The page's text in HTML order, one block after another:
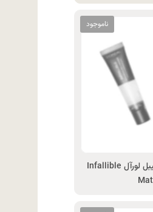
پرایمر آرایش اینفالیبل لورآل Infallible